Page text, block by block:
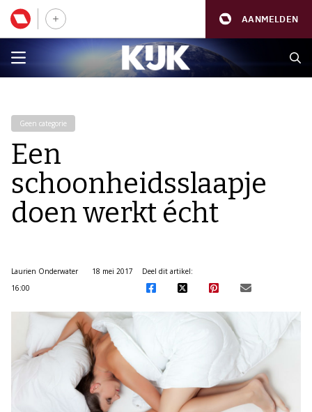
AANMELDEN
Geen categorie
Een
schoonheidsslaapje
doen werkt écht
Laurien Onderwater
18 mei 2017
16:00
Deel dit artikel: